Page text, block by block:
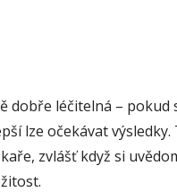
dobře léčitelná – pokud
lze očekávat
zvlášť když si